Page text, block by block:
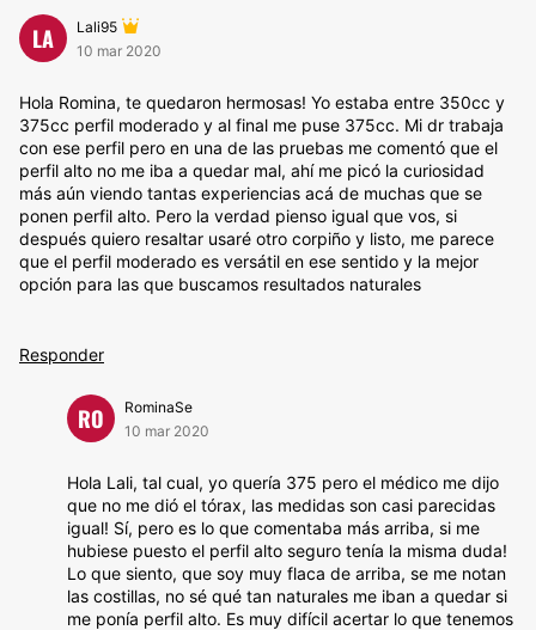
LA
Lali95
10 mar 2020
Hola Romina, te quedaron hermosas! Yo estaba entre 350cc y
375cc perfil moderado y al final me puse 375cc. Mi dr trabaja
con ese perfil pero en una de las pruebas me comentó que el
perfil alto no me iba a quedar mal, ahí me picó la curiosidad
más aún viendo tantas experiencias acá de muchas que se
ponen perfil alto. Pero la verdad pienso igual que vos, si
después quiero resaltar usaré otro corpiño y listo, me parece
que el perfil moderado es versátil en ese sentido y la mejor
opción para las que buscamos resultados naturales
Responder
RO
RominaSe
10 mar 2020
Hola Lali, tal cual, yo quería 375 pero el médico me dijo
que no me dió el tórax, las medidas son casi parecidas
igual! Sí, pero es lo que comentaba más arriba, si me
hubiese puesto el perfil alto seguro tenía la misma duda!
Lo que siento, que soy muy flaca de arriba, se me notan
las costillas, no sé qué tan naturales me iban a quedar si
me ponía perfil alto. Es muy difícil acertar lo que tenemos